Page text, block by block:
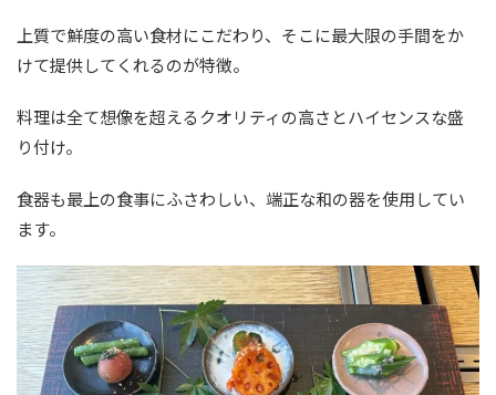
上質で鮮度の高い食材にこだわり、そこに最大限の手間をか
けて提供してくれるのが特徴。
料理は全て想像を超えるクオリティの高さとハイセンスな盛
り付け。
食器も最上の食事にふさわしい、端正な和の器を使用してい
ます。